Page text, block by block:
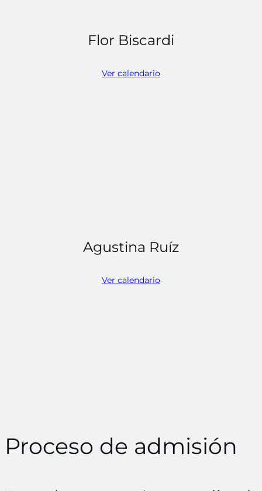
Flor Biscardi
Ver calendario
Agustina Ruíz
Ver calendario
Proceso de admisión